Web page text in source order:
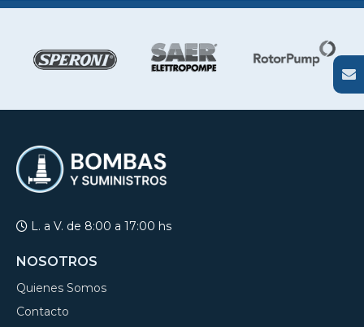
L. a V. de 8:00 a 17:00 hs
NOSOTROS
Quienes Somos
Contacto